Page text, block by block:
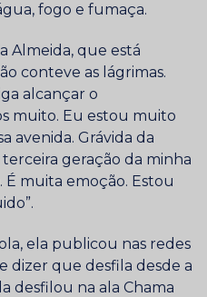
fogo e fumaça.
Almeida, que está
conteve as lágrimas.
alcançar o
muito. Eu estou muito
avenida. Grávida da
geração da minha
muita emoção. Estou
ela publicou nas redes
dizer que desfila desde a
desfilou na ala Chama